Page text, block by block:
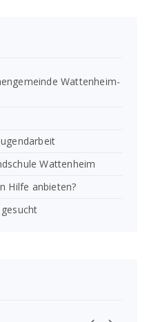
Wattenheim-
Wattenheim
Hilfe anbieten?